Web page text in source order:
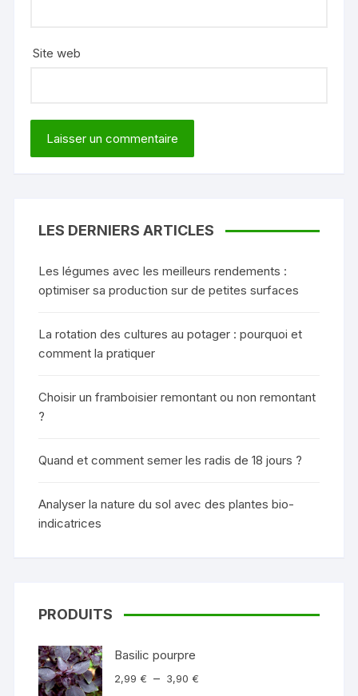
Site web
LES DERNIERS ARTICLES
Les légumes avec les meilleurs rendements :
optimiser sa production sur de petites surfaces
La rotation des cultures au potager : pourquoi et
comment la pratiquer
Choisir un framboisier remontant ou non remontant
?
Quand et comment semer les radis de 18 jours ?
Analyser la nature du sol avec des plantes bio-
indicatrices
PRODUITS
Basilic pourpre
2,99€ – 3,90€